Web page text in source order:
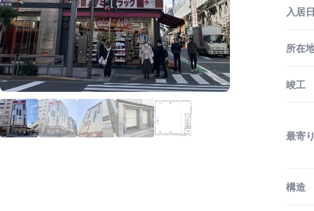
入居
所在
竣工
最寄
構造